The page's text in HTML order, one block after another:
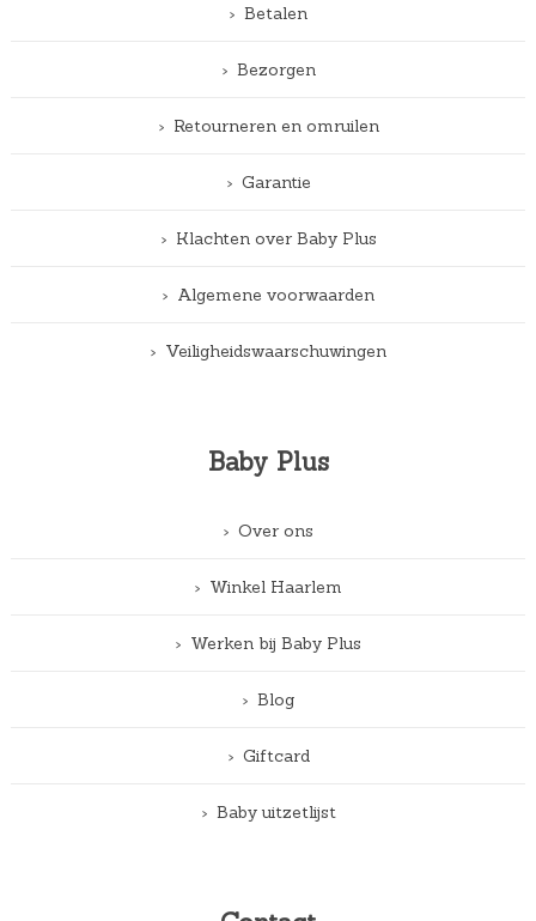
Betalen
Bezorgen
Retourneren en omruilen
Garantie
Klachten over Baby Plus
Algemene voorwaarden
Veiligheidswaarschuwingen
Baby Plus
Over ons
Winkel Haarlem
Werken bij Baby Plus
Blog
Giftcard
Baby uitzetlijst